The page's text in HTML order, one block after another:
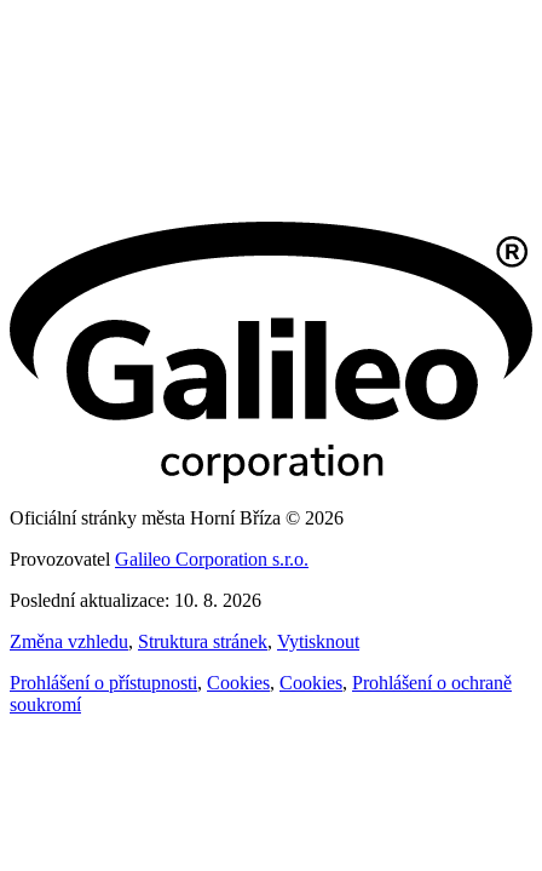
Oficiální stránky města Horní Bříza © 2026
Provozovatel Galileo Corporation s.r.o.
Poslední aktualizace: 10. 8. 2026
Změna vzhledu, Struktura stránek, Vytisknout
Prohlášení o přístupnosti, Cookies, Cookies, Prohlášení o ochraně
soukromí